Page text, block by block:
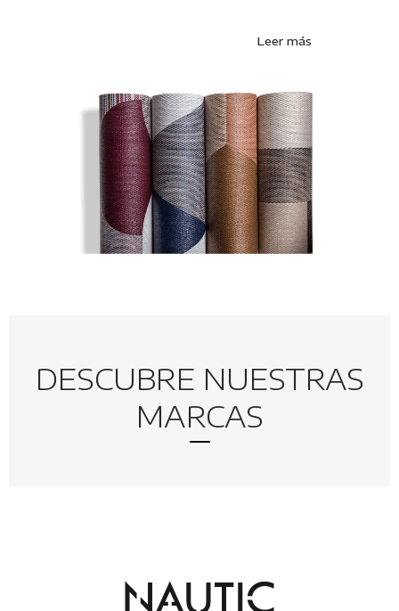
Leer más
DESCUBRE NUESTRAS
MARCAS